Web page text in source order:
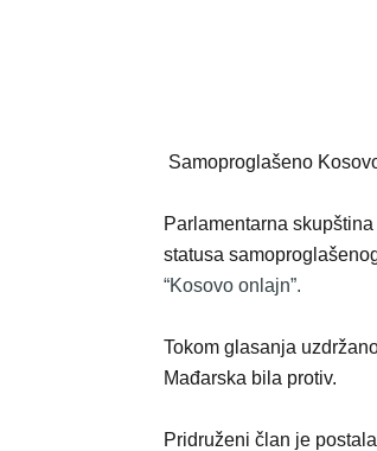
Samoproglašeno
Parlamentarna
statusa
“Kosovo onlajn”.
Tokom glasanja
Mađarska bila protiv.
Pridruženi član je